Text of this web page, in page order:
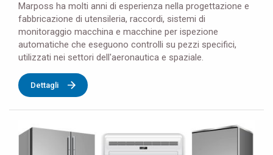
Marposs ha molti anni di esperienza nella progettazione e
fabbricazione di utensileria, raccordi, sistemi di
monitoraggio macchina e macchine per ispezione
automatiche che eseguono controlli su pezzi specifici,
utilizzati nei settori dell'aeronautica e spaziale.
Dettagli